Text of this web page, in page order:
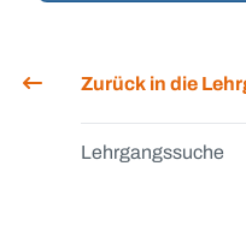
Zurück in die
Lehrgangssuche